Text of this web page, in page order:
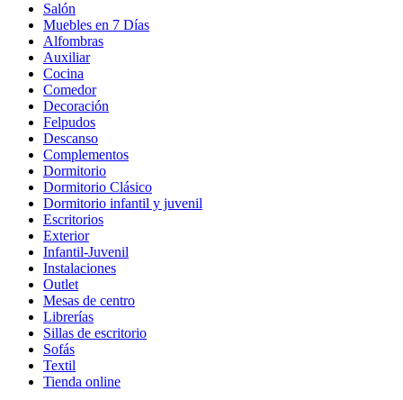
Salón
Muebles en 7 Días
Alfombras
Auxiliar
Cocina
Comedor
Decoración
Felpudos
Descanso
Complementos
Dormitorio
Dormitorio Clásico
Dormitorio infantil y juvenil
Escritorios
Exterior
Infantil-Juvenil
Instalaciones
Outlet
Mesas de centro
Librerías
Sillas de escritorio
Sofás
Textil
Tienda online